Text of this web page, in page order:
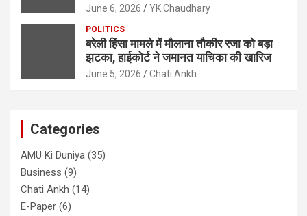
June 6, 2026 YK Chaudhary
POLITICS
बरेली हिंसा मामले में मौलाना तौकीर रजा को बड़ा
झटका, हाईकोर्ट ने जमानत याचिका की खारिज
June 5, 2026 Chati Ankh
Categories
AMU Ki Duniya (35)
Business (9)
Chati Ankh (14)
E-Paper (6)